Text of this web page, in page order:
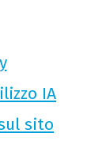
IA
sito